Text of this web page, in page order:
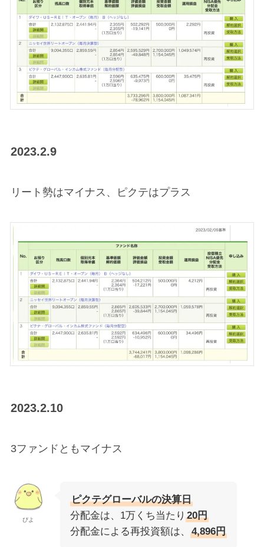
2023.2.9
リート勢はマイナス、ピクテはプラス
2023.2.10
3ファンドともマイナス
ぴよ
ピクテグローバルの決算日
分配金は、1万くち当たり 20円
分配金による再投資額は、
4,896円